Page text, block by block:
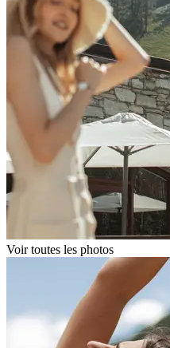
Voir toutes les photos